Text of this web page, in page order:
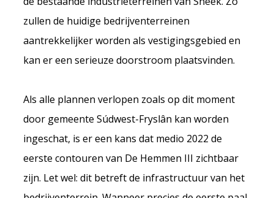
zullen de huidige bedrijventerreinen
aantrekkelijker worden als vestigingsgebied en
kan er een serieuze doorstroom plaatsvinden.
Als alle plannen verlopen zoals op dit moment
door gemeente Súdwest-Fryslân kan worden
ingeschat, is er een kans dat medio 2022 de
eerste contouren van De Hemmen III zichtbaar
zijn. Let wel: dit betreft de infrastructuur van het